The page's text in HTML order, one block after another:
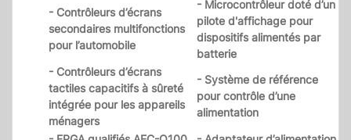
- Contrôleurs d’écrans
secondaires multifonctions
pour l’automobile
- Microcontrôleur doté d’un
pilote d'affichage pour
dispositifs alimentés par
batterie
- Contrôleurs d’écrans
tactiles capacitifs à sûreté
intégrée pour les appareils
ménagers
- Système de référence
pour contrôle d’une
alimentation